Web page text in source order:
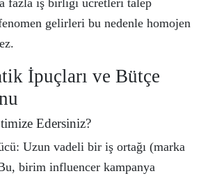
fazla iş birliği ücretleri talep
gelirleri bu nedenle homojen
İpuçları ve Bütçe
Edersiniz?
Uzun vadeli bir iş ortağı (marka
birim influencer kampanya